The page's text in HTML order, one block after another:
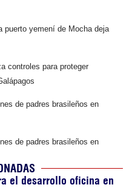
puerto yemení de Mocha deja
controles para proteger
de padres brasileños en
de padres brasileños en
el desarrollo oficina en